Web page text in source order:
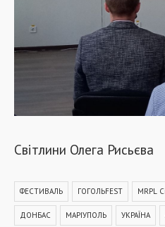
Світлини Олега Рисьєва
ФЕСТИВАЛЬ ГОГОЛЬFEST MRPL
ДОНБАС МАРІУПОЛЬ УКРАЇНА